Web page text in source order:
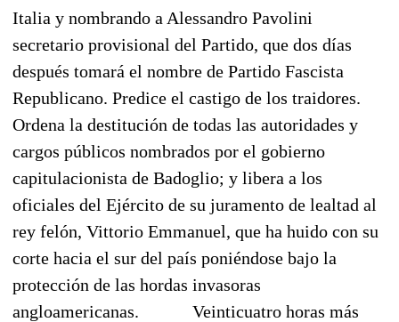
Italia y nombrando a Alessandro Pavolini
secretario provisional del Partido, que dos días
después tomará el nombre de Partido Fascista
Republicano. Predice el castigo de los traidores.
Ordena la destitución de todas las autoridades y
cargos públicos nombrados por el gobierno
capitulacionista de Badoglio; y libera a los
oficiales del Ejército de su juramento de lealtad al
rey felón, Vittorio Emmanuel, que ha huido con su
corte hacia el sur del país poniéndose bajo la
protección de las hordas invasoras
angloamericanas.
Veinticuatro horas más